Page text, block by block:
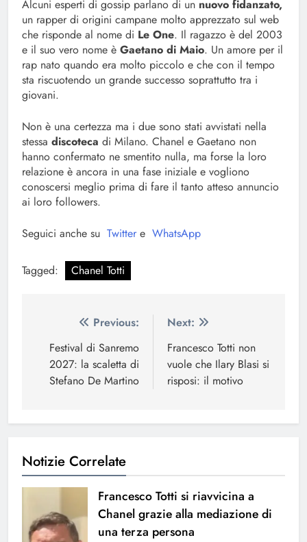
Alcuni esperti di gossip parlano di un nuovo fidanzato,
un rapper di origini campane molto apprezzato sul web
che risponde al nome di Le One. Il ragazzo è del 2003
e il suo vero nome è Gaetano di Maio. Un amore per il
rap nato quando era molto piccolo e che con il tempo
sta riscuotendo un grande successo soprattutto tra i
giovani.
Non è una certezza ma i due sono stati avvistati nella
stessa discoteca di Milano. Chanel e Gaetano non
hanno confermato ne smentito nulla, ma forse la loro
relazione è ancora in una fase iniziale e vogliono
conoscersi meglio prima di fare il tanto atteso annuncio
ai loro followers.
Seguici anche su Twitter e WhatsApp
Tagged: Chanel Totti
Navigazione
articoli
Previous:
Festival di Sanremo
2027: la scaletta di
Stefano De Martino
Next:
Francesco Totti non
vuole che Ilary Blasi si
risposi: il motivo
Notizie Correlate
Francesco Totti si riavvicina a
Chanel grazie alla mediazione di
una terza persona